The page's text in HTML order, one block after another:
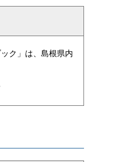
ク」は、島根県内